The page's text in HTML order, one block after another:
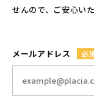
せんので、ご安心い
メールアドレス